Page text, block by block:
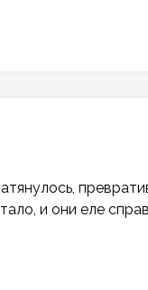
и они еле